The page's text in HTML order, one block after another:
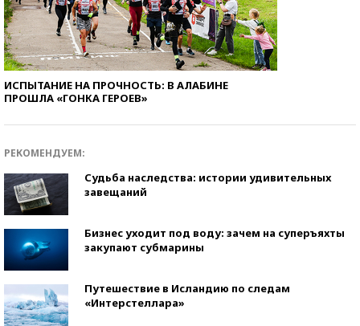
ИСПЫТАНИЕ НА ПРОЧНОСТЬ: В АЛАБИНЕ
ПРОШЛА «ГОНКА ГЕРОЕВ»
РЕКОМЕНДУЕМ:
Судьба наследства: истории удивительных
завещаний
Бизнес уходит под воду: зачем на суперъяхты
закупают субмарины
Путешествие в Исландию по следам
«Интерстеллара»